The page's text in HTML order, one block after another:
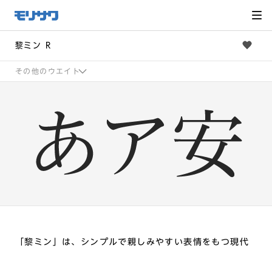
メ
ニュー
飛ばし
へ移動
黎ミン R
その他のウエイト
「黎ミン」は、シンプルで親しみやすい表情をもつ現代